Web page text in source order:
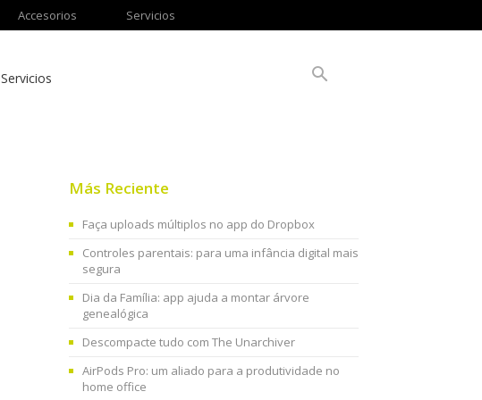
Accesorios Servicios
Servicios
Más Reciente
Faça uploads múltiplos no app do Dropbox
Controles parentais: para uma infância digital mais
segura
Dia da Família: app ajuda a montar árvore
genealógica
Descompacte tudo com The Unarchiver
AirPods Pro: um aliado para a produtividade no
home office